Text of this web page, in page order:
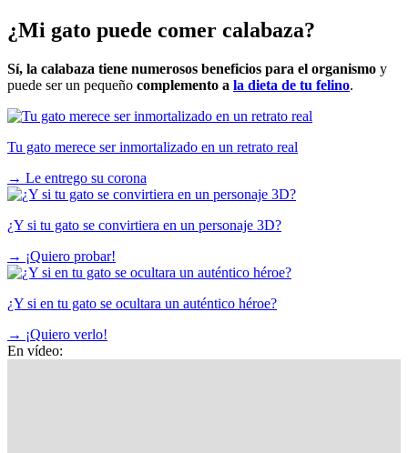
¿Mi gato puede comer calabaza?
Sí, la calabaza tiene numerosos beneficios para el organismo y
puede ser un pequeño complemento a la dieta de tu felino.
Tu gato merece ser inmortalizado en un retrato real
→ Le entrego su corona
¿Y si tu gato se convirtiera en un personaje 3D?
→ ¡Quiero probar!
¿Y si en tu gato se ocultara un auténtico héroe?
→ ¡Quiero verlo!
En vídeo: